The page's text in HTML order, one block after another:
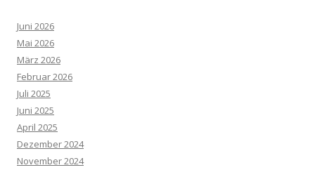
Juni 2026
Mai 2026
März 2026
Februar 2026
Juli 2025
Juni 2025
April 2025
Dezember 2024
November 2024